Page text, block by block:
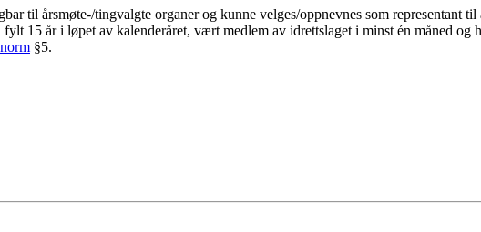
til årsmøte-/tingvalgte organer og kunne velges/oppnevnes som representant
fylt 15 år i løpet av kalenderåret, vært medlem av idrettslaget i minst én måned
§5.